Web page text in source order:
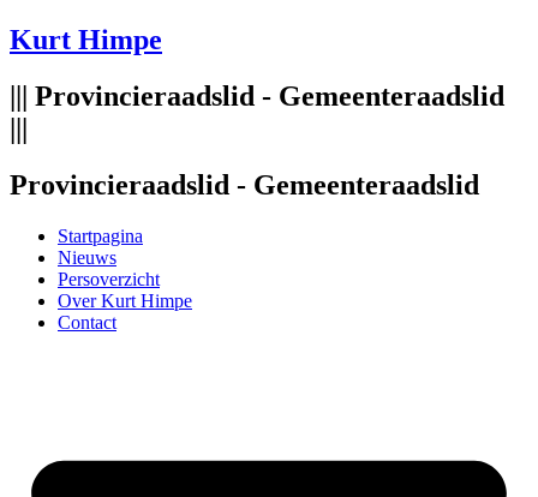
Spring
naar
inhoud
Kurt Himpe
||| Provincieraadslid - Gemeenteraadslid
|||
Provincieraadslid - Gemeenteraadslid
Startpagina
Nieuws
Persoverzicht
Over Kurt Himpe
Contact